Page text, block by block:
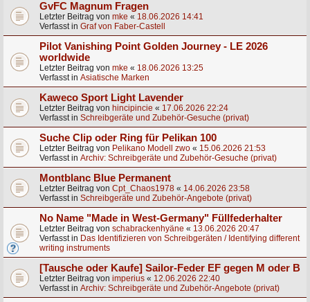
GvFC Magnum Fragen
Letzter Beitrag von mke « 18.06.2026 14:41
Verfasst in Graf von Faber-Castell
Pilot Vanishing Point Golden Journey - LE 2026
worldwide
Letzter Beitrag von mke « 18.06.2026 13:25
Verfasst in Asiatische Marken
Kaweco Sport Light Lavender
Letzter Beitrag von hincipincie « 17.06.2026 22:24
Verfasst in Schreibgeräte und Zubehör-Gesuche (privat)
Suche Clip oder Ring für Pelikan 100
Letzter Beitrag von Pelikano Modell zwo « 15.06.2026 21:53
Verfasst in Archiv: Schreibgeräte und Zubehör-Gesuche (privat)
Montblanc Blue Permanent
Letzter Beitrag von Cpt_Chaos1978 « 14.06.2026 23:58
Verfasst in Schreibgeräte und Zubehör-Angebote (privat)
No Name "Made in West-Germany" Füllfederhalter
Letzter Beitrag von schabrackenhyäne « 13.06.2026 20:47
Verfasst in Das Identifizieren von Schreibgeräten / Identifying different
writing instruments
[Tausche oder Kaufe] Sailor-Feder EF gegen M oder B
Letzter Beitrag von imperius « 12.06.2026 22:40
Verfasst in Archiv: Schreibgeräte und Zubehör-Angebote (privat)